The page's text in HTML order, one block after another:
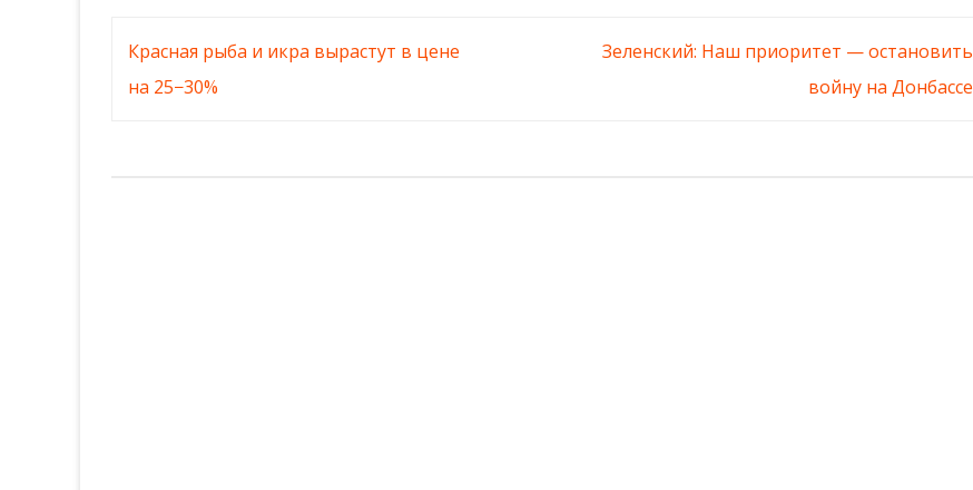
Навигация
по
Красная рыба и икра вырастут в цене
на 25−30%
Зеленский: Наш приоритет — остановить
войну на Донбассе